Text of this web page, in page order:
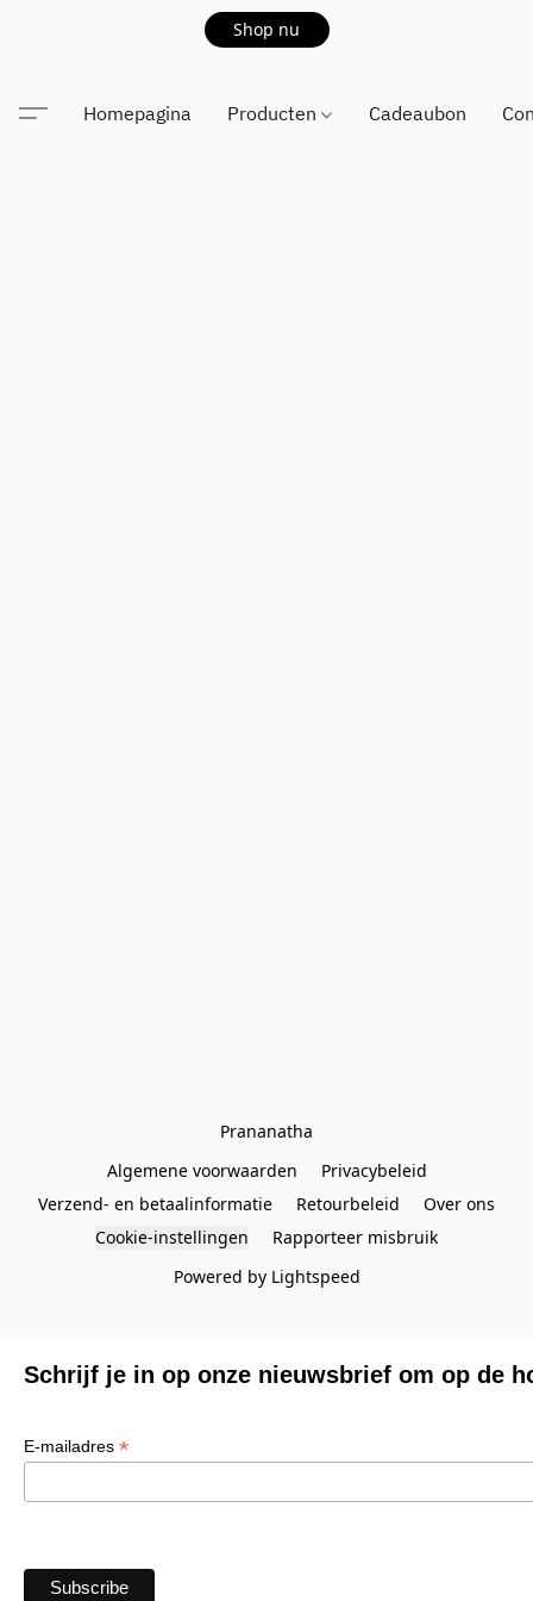
Shop nu
Homepagina Producten Cadeaubon
Prananatha
Algemene voorwaarden
Privacybeleid
Verzend- en betaalinformatie
Retourbeleid
Over ons
Cookie-instellingen
Rapporteer misbruik
Powered by Lightspeed
Schrijf je in op onze nieuwsbrief om op de
E-mailadres *